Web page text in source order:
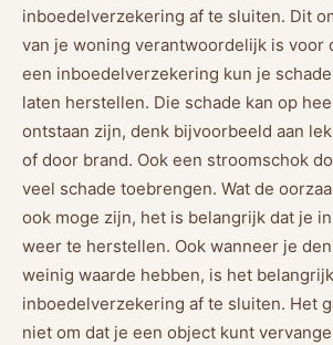
inboedelverzekering af te sluiten. Dit
van je woning verantwoordelijk is voor
een inboedelverzekering kun je
laten herstellen. Die schade kan op
ontstaan zijn, denk bijvoorbeeld aan
of door brand. Ook een stroomschok
veel schade toebrengen. Wat de
ook moge zijn, het is belangrijk dat je
weer te herstellen. Ook wanneer je
weinig waarde hebben, is het
inboedelverzekering af te sluiten. Het
niet om dat je een object kunt